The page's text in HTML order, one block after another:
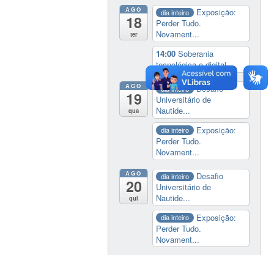
AGO
18
ter
dia inteiro
Exposição:
Perder Tudo.
Novament...
14:00Soberania
tecnológica e digital
AGO
19
qua
dia inteiro
Desafio
Universitário de
Nautide...
dia inteiro
Exposição:
Perder Tudo.
Novament...
AGO
20
qui
dia inteiro
Desafio
Universitário de
Nautide...
dia inteiro
Exposição:
Perder Tudo.
Novament...